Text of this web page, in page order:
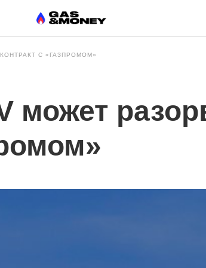
С «ГАЗПРОМОМ»
может